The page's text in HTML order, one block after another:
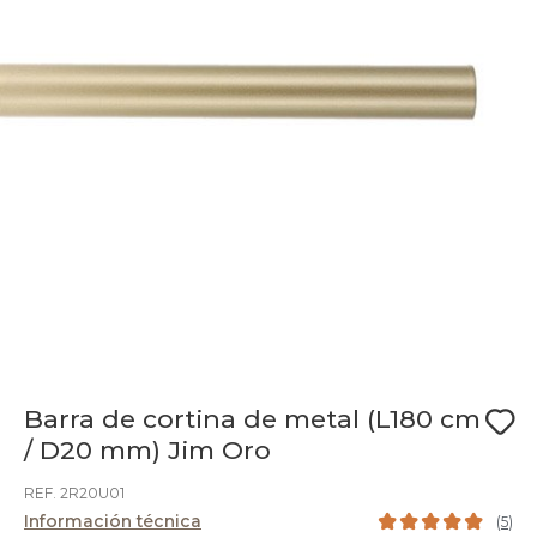
Barra de cortina de metal (L180 cm
/ D20 mm) Jim Oro
REF. 2R20U01
Información técnica (5)